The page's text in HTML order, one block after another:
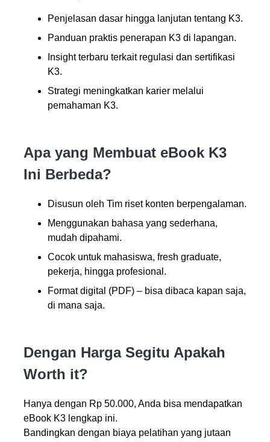
Penjelasan dasar hingga lanjutan tentang K3.
Panduan praktis penerapan K3 di lapangan.
Insight terbaru terkait regulasi dan sertifikasi
K3.
Strategi meningkatkan karier melalui
pemahaman K3.
Apa yang Membuat eBook K3
Ini Berbeda?
Disusun oleh Tim riset konten berpengalaman.
Menggunakan bahasa yang sederhana,
mudah dipahami.
Cocok untuk mahasiswa, fresh graduate,
pekerja, hingga profesional.
Format digital (PDF) – bisa dibaca kapan saja,
di mana saja.
Dengan Harga Segitu Apakah
Worth it?
Hanya dengan Rp 50.000, Anda bisa mendapatkan
eBook K3 lengkap ini.
Bandingkan dengan biaya pelatihan yang jutaan